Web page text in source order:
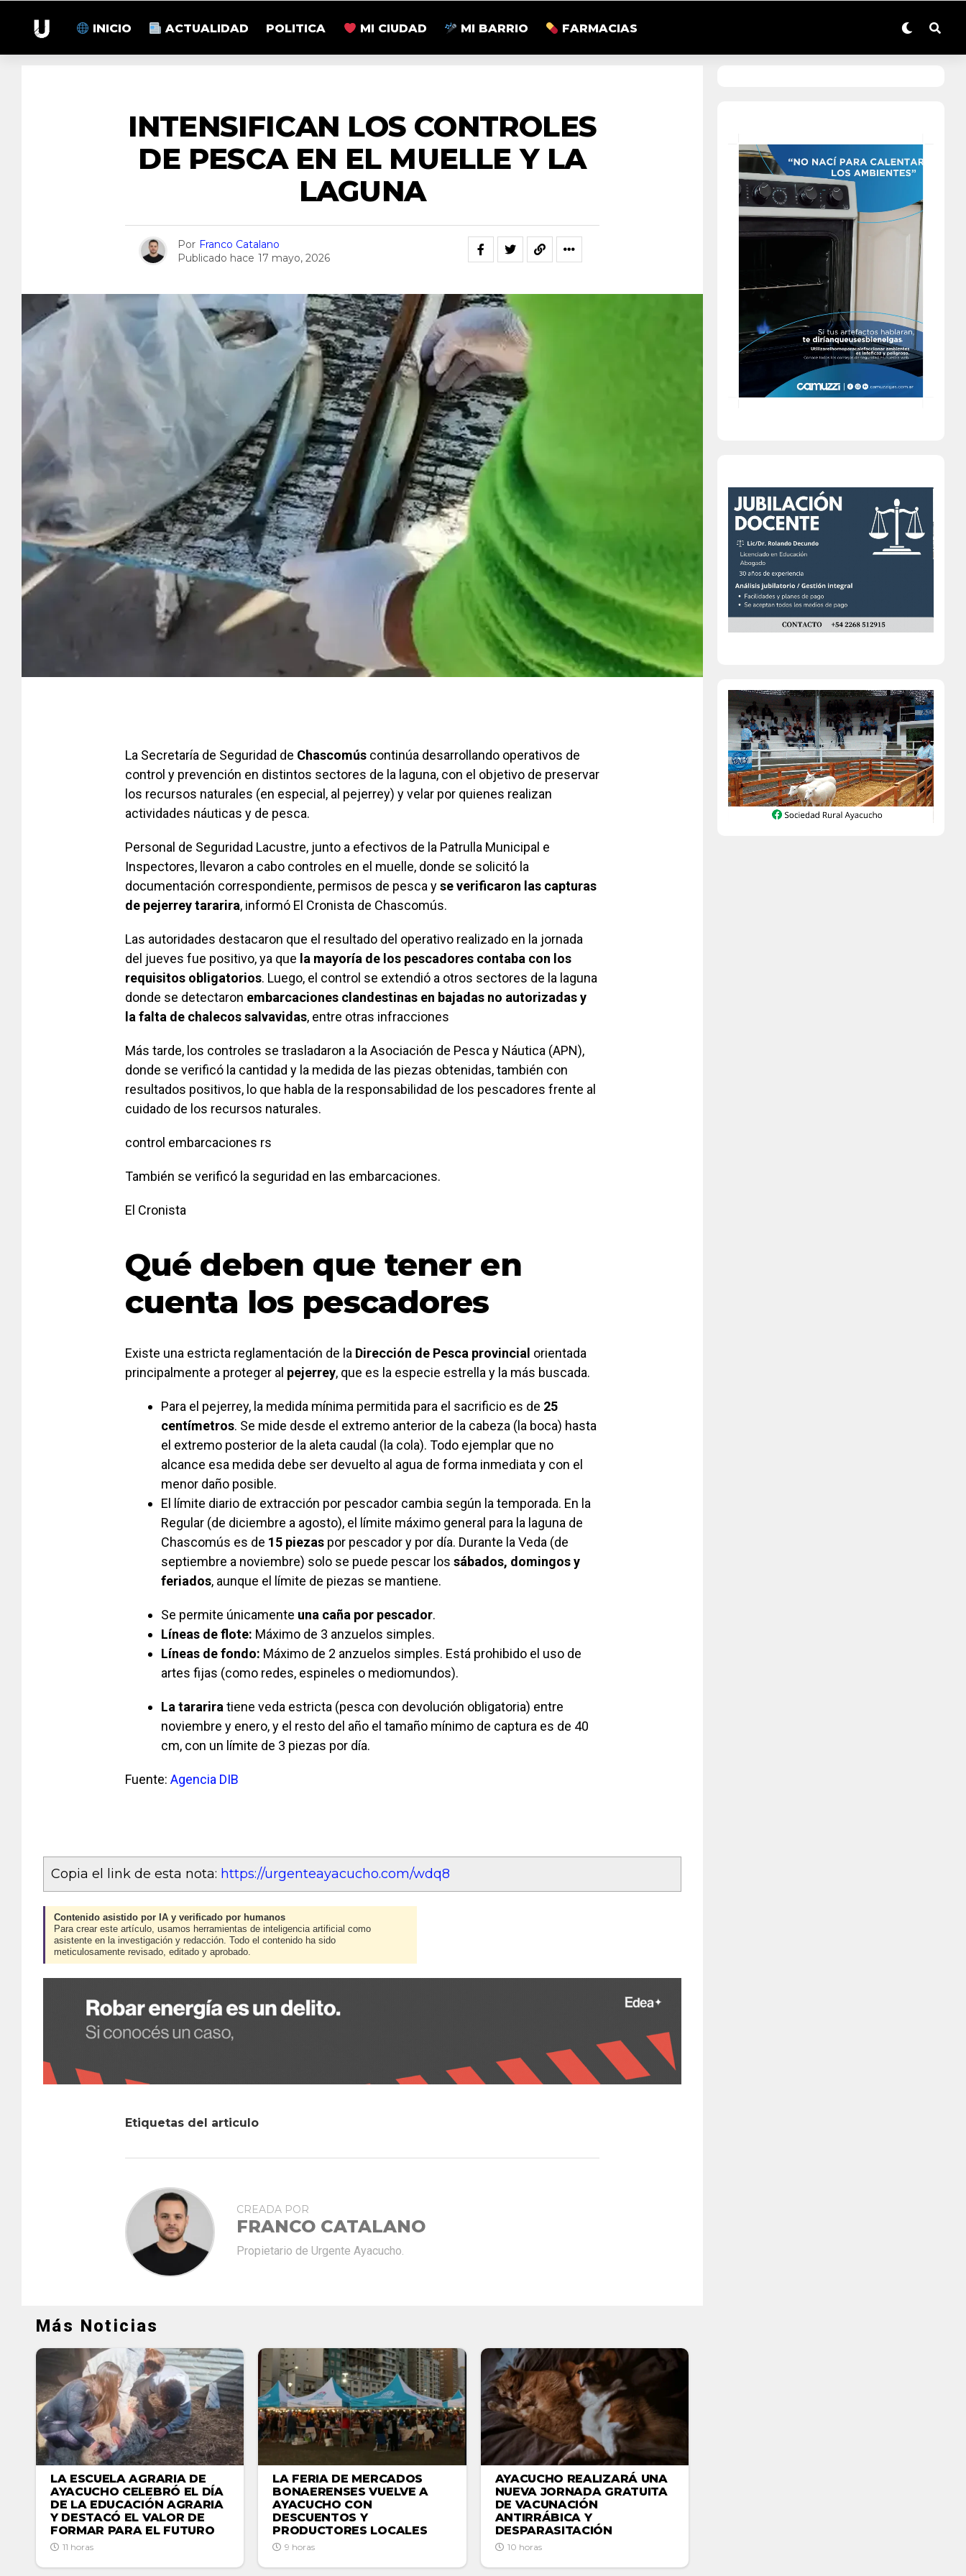
INICIO ACTUALIDAD POLITICA MI CIUDAD MI BARRIO FARMACIAS
INTENSIFICAN LOS CONTROLES
DE PESCA EN EL MUELLE Y LA
LAGUNA
Por Franco Catalano
Publicado hace 17 mayo, 2026
La Secretaría de Seguridad de Chascomús continúa desarrollando operativos de
control y prevención en distintos sectores de la laguna, con el objetivo de preservar
los recursos naturales (en especial, al pejerrey) y velar por quienes realizan
actividades náuticas y de pesca.
Personal de Seguridad Lacustre, junto a efectivos de la Patrulla Municipal e
Inspectores, llevaron a cabo controles en el muelle, donde se solicitó la
documentación correspondiente, permisos de pesca yse verificaron las capturas
de pejerrey tararira, informó El Cronista de Chascomús.
Las autoridades destacaron que el resultado del operativo realizado en la jornada
del jueves fue positivo, ya que la mayoría de los pescadores contaba con los
requisitos obligatorios. Luego, el control se extendió a otros sectores de la laguna
donde se detectaron embarcaciones clandestinas en bajadas no autorizadas y
la falta de chalecos salvavidas, entre otras infracciones
Más tarde, los controles se trasladaron a la Asociación de Pesca y Náutica (APN),
donde se verificó la cantidad y la medida de las piezas obtenidas, también con
resultados positivos, lo que habla de la responsabilidad de los pescadores frente al
cuidado de los recursos naturales.
control embarcaciones rs
También se verificó la seguridad en las embarcaciones.
El Cronista
Qué deben que tener en
cuenta los pescadores
Existe una estricta reglamentación de la Dirección de Pesca provincial orientada
principalmente a proteger al pejerrey, que es la especie estrella y la más buscada.
Para el pejerrey, la medida mínima permitida para el sacrificio es de 25
centímetros. Se mide desde el extremo anterior de la cabeza (la boca) hasta
el extremo posterior de la aleta caudal (la cola). Todo ejemplar que no
alcance esa medida debe ser devuelto al agua de forma inmediata y con el
menor daño posible.
El límite diario de extracción por pescador cambia según la temporada. En la
Regular (de diciembre a agosto), el límite máximo general para la laguna de
Chascomús es de 15 piezas por pescador y por día. Durante la Veda (de
septiembre a noviembre) solo se puede pescar los sábados, domingos y
feriados, aunque el límite de piezas se mantiene.
Se permite únicamente una caña por pescador.
Líneas de flote: Máximo de 3 anzuelos simples.
Líneas de fondo: Máximo de 2 anzuelos simples. Está prohibido el uso de
artes fijas (como redes, espineles o mediomundos).
La tarariratiene veda estricta (pesca con devolución obligatoria) entre
noviembre y enero, y el resto del año el tamaño mínimo de captura es de 40
cm, con un límite de 3 piezas por día.
Fuente: Agencia DIB
Copia el link de esta nota: https://urgenteayacucho.com/wdq8
Contenido asistido por IA y verificado por humanos
Para crear este artículo, usamos herramientas de inteligencia artificial como
asistente en la investigación y redacción. Todo el contenido ha sido
meticulosamente revisado, editado y aprobado.
Etiquetas del articulo
CREADA POR
FRANCO CATALANO
Propietario de Urgente Ayacucho.
Más Noticias
LA ESCUELA AGRARIA DE
AYACUCHO CELEBRÓ EL DÍA
DE LA EDUCACIÓN AGRARIA
Y DESTACÓ EL VALOR DE
FORMAR PARA EL FUTURO
11 horas
LA FERIA DE MERCADOS
BONAERENSES VUELVE A
AYACUCHO CON
DESCUENTOS Y
PRODUCTORES LOCALES
9 horas
AYACUCHO REALIZARÁ UNA
NUEVA JORNADA GRATUITA
DE VACUNACIÓN
ANTIRRÁBICA Y
DESPARASITACIÓN
10 horas